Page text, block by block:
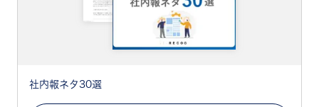
社内報ネタ30選